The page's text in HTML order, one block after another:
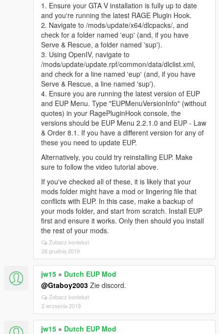
1. Ensure your GTA V installation is fully up to date
and you're running the latest RAGE Plugin Hook.
2. Navigate to /mods/update/x64/dlcpacks/, and
check for a folder named 'eup' (and, if you have
Serve & Rescue, a folder named 'sup').
3. Using OpenIV, navigate to
/mods/update/update.rpf/common/data/dlclist.xml,
and check for a line named 'eup' (and, if you have
Serve & Rescue, a line named 'sup').
4. Ensure you are running the latest version of EUP
and EUP Menu. Type "EUPMenuVersionInfo" (without
quotes) in your RagePluginHook console, the
versions should be EUP Menu 2.2.1.0 and EUP - Law
& Order 8.1. If you have a different version for any of
these you need to update EUP.
Alternatively, you could try reinstalling EUP. Make
sure to follow the video tutorial above.
If you've checked all of these, it is likely that your
mods folder might have a mod or lingering file that
conflicts with EUP. In this case, make a backup of
your mods folder, and start from scratch. Install EUP
first and ensure it works. Only then should you install
the rest of your mods.
Zobacz kontekst
26 grudnia 2019
jw15 » Dutch EUP Mod
@Gtaboy2003 Zie discord.
Zobacz kontekst
2 września 2019
jw15 » Dutch EUP Mod